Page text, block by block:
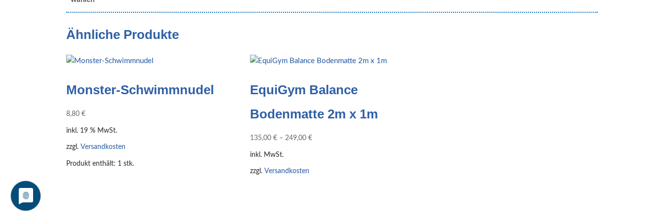
Ähnliche Produkte
Monster-Schwimmnudel
8,80€
inkl. 19 % MwSt.
zzgl. Versandkosten
Produkt enthält: 1stk.
EquiGym Balance
Bodenmatte 2m x 1m
135,00 €– 249,00 €
inkl. MwSt.
zzgl. Versandkosten